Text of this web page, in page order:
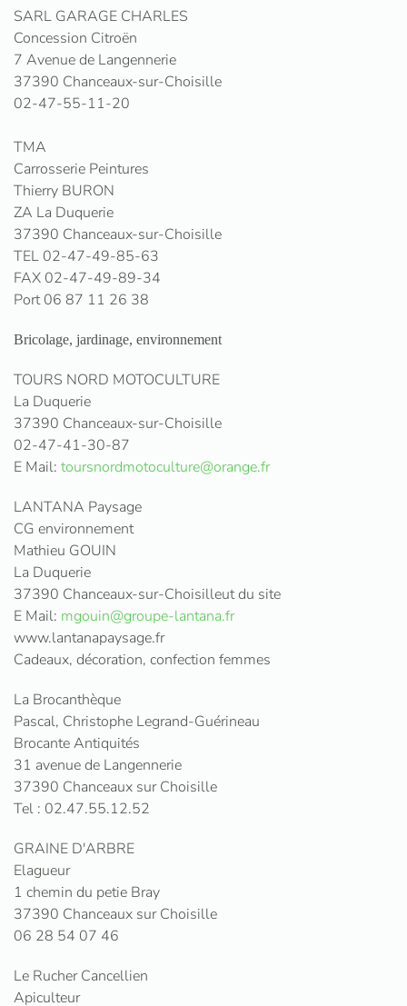
SARL GARAGE CHARLES
Concession Citroën
7 Avenue de Langennerie
37390 Chanceaux-sur-Choisille
02-47-55-11-20
TMA
Carrosserie Peintures
Thierry BURON
ZA La Duquerie
37390 Chanceaux-sur-Choisille
TEL 02-47-49-85-63
FAX 02-47-49-89-34
Port 06 87 11 26 38
Bricolage, jardinage, environnement
TOURS NORD MOTOCULTURE
La Duquerie
37390 Chanceaux-sur-Choisille
02-47-41-30-87
E Mail: toursnordmotoculture@orange.fr
LANTANA Paysage
CG environnement
Mathieu GOUIN
La Duquerie
37390 Chanceaux-sur-Choisilleut du site
E Mail: mgouin@groupe-lantana.fr
www.lantanapaysage.fr
Cadeaux, décoration, confection femmes
La Brocanthèque
Pascal, Christophe Legrand-Guérineau
Brocante Antiquités
31 avenue de Langennerie
37390 Chanceaux sur Choisille
Tel : 02.47.55.12.52
GRAINE D'ARBRE
Elagueur
1 chemin du petie Bray
37390 Chanceaux sur Choisille
06 28 54 07 46
Le Rucher Cancellien
Apiculteur